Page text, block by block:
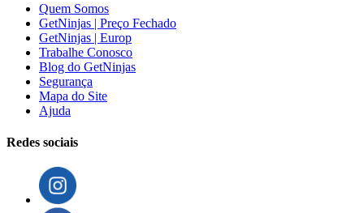
Quem Somos
GetNinjas | Preço Fechado
GetNinjas | Europ
Trabalhe Conosco
Blog do GetNinjas
Segurança
Mapa do Site
Ajuda
Redes sociais